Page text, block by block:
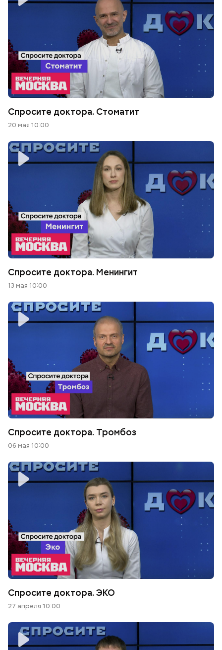
Спросите доктора. Стоматит
20 мая 10:00
Спросите доктора. Менингит
13 мая 10:00
Спросите доктора. Тромбоз
06 мая 10:00
Спросите доктора. ЭКО
27 апреля 10:00